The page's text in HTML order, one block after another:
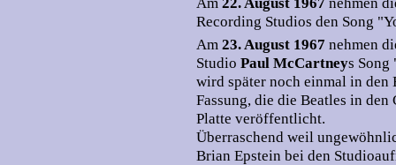
Recording Studios den Song
Am 23. August 1967 nehmen
Studio Paul McCartneys
wird später noch einmal in den
Fassung, die die Beatles in
Platte veröffentlicht.
Überraschend weil
Brian Epstein bei den